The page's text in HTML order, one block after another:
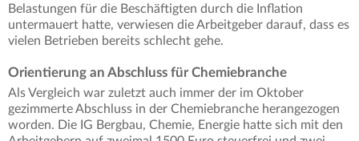
Belastungen für die Beschäftigten durch die Inflation
untermauert hatte, verwiesen die Arbeitgeber darauf, dass es
vielen Betrieben bereits schlecht gehe.
Orientierung an Abschluss für Chemiebranche
Als Vergleich war zuletzt auch immer der im Oktober
gezimmerte Abschluss in der Chemiebranche herangezogen
worden. Die IG Bergbau, Chemie, Energie hatte sich mit den